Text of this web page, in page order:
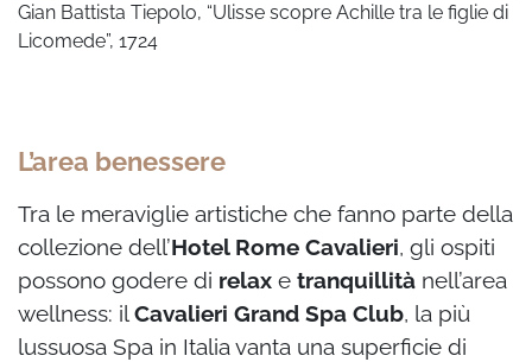
Gian Battista Tiepolo, “Ulisse scopre Achille tra le figlie di
Licomede”, 1724
L’area benessere
Tra le meraviglie artistiche che fanno parte della
collezione dell’Hotel Rome Cavalieri, gli ospiti
possono godere di relax e tranquillità nell’area
wellness: ilCavalieri Grand Spa Club, la più
lussuosa Spa in Italia vanta una superficie di